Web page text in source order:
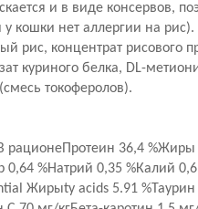
и в виде консервов,
кошки нет аллергии на рис).
рис, концентрат рисового
куриного белка, DL-
токоферолов).
36,4 %Жиры
0,64 %Натрий 0,35 %Калий
Жирыty acids 5.91